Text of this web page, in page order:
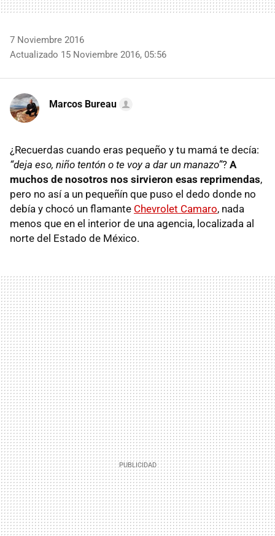
7 Noviembre 2016
Actualizado 15 Noviembre 2016, 05:56
Marcos Bureau
¿Recuerdas cuando eras pequeño y tu mamá te decía:
“deja eso, niño tentón o te voy a dar un manazo”? A
muchos de nosotros nos sirvieron esas reprimendas,
pero no así a un pequeñín que puso el dedo donde no
debía y chocó un flamante Chevrolet Camaro, nada
menos que en el interior de una agencia, localizada al
norte del Estado de México.